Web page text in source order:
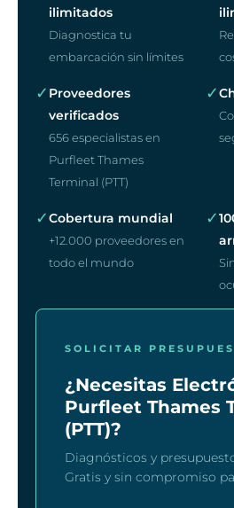
ilimitados
Diagnostica tu
embarcación sin límites
✓ Proveedores
verificados
656 especialistas en
Purfleet Thames
Terminal (PTT)
✓
✓Cobertura mundial
+12.000 proveedores en
todo el mundo
✓
SOLICITAR
¿Necesitas
Purfleet Thames
(PTT)?
Diagnósticos y
Gratis y sin compromiso